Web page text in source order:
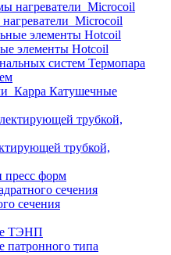
элементы Hotcoil
Термопара
Катушечные
трубкой,
пресс форм
сечения
сечения
ТЭНП